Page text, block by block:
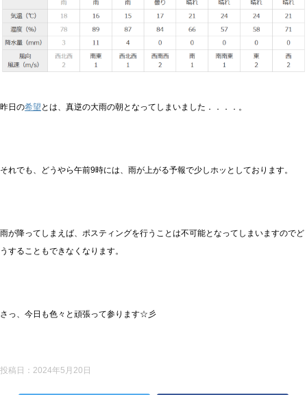
昨日の希望 とは、真逆の大雨の朝となってしまいました．．．．。
それでも、どうやら午前9時には、雨が上がる予報で少しホッとしております。
雨が降ってしまえば、ポスティングを行うことは不可能となってしまいますのでど
うすることもできなくなります。
さっ、今日も色々と頑張って参ります☆彡
投稿日： 2024年5月20日